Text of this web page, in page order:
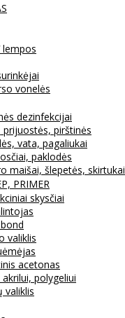
lempos
vonelės
dezinfekcijai
prijuostės, pirštinės
vata, pagaliukai
paklodės
maišai, šlepetės, skirtukai
PRIMER
skysčiai
valiklis
acetonas
akrilui, polygeliui
valiklis